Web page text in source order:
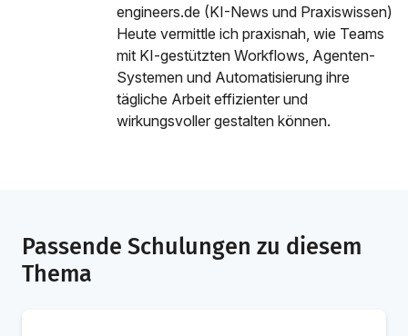
engineers.de (KI-News und Praxiswissen)
Heute vermittle ich praxisnah, wie Teams
mit KI-gestützten Workflows, Agenten-
Systemen und Automatisierung ihre
tägliche Arbeit effizienter und
wirkungsvoller gestalten können.
Passende Schulungen zu diesem
Thema